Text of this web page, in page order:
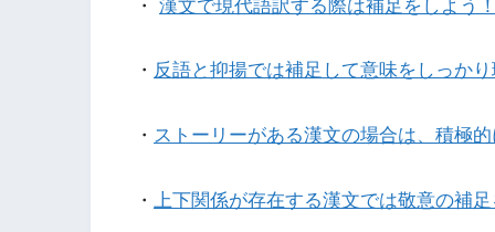
・ 漢文で現代語訳する際は補足をしよ
・ 反語と抑揚では補足して意味をしっか
・ ストーリーがある漢文の場合は、積極
・ 上下関係が存在する漢文では敬意の補